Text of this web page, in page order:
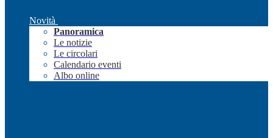
Novità
Panoramica
Le notizie
Le circolari
Calendario eventi
Albo online